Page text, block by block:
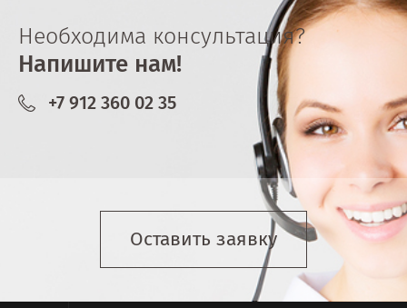
Необходима консультация?
Напишите нам!
+7 912 360 02 35
Оставить заявку